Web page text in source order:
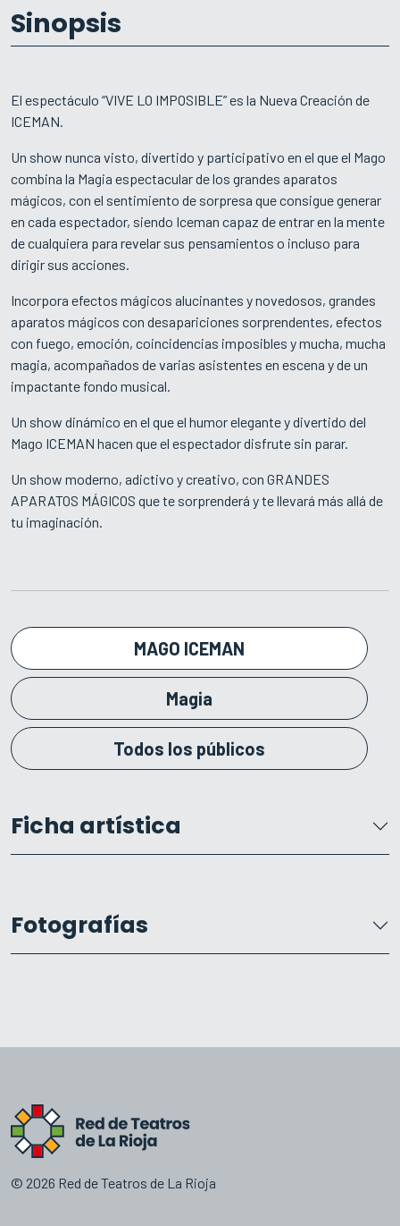
Sinopsis
El espectáculo “VIVE LO IMPOSIBLE” es la Nueva Creación de
ICEMAN.
Un show nunca visto, divertido y participativo en el que el Mago
combina la Magia espectacular de los grandes aparatos
mágicos, con el sentimiento de sorpresa que consigue generar
en cada espectador, siendo Iceman capaz de entrar en la mente
de cualquiera para revelar sus pensamientos o incluso para
dirigir sus acciones.
Incorpora efectos mágicos alucinantes y novedosos, grandes
aparatos mágicos con desapariciones sorprendentes, efectos
con fuego, emoción, coincidencias imposibles y mucha, mucha
magia, acompañados de varias asistentes en escena y de un
impactante fondo musical.
Un show dinámico en el que el humor elegante y divertido del
Mago ICEMAN hacen que el espectador disfrute sin parar.
Un show moderno, adictivo y creativo, con GRANDES
APARATOS MÁGICOS que te sorprenderá y te llevará más allá de
tu imaginación.
MAGO ICEMAN
Magia
Todos los públicos
Ficha artística
Fotografías
© 2026 Red de Teatros de La Rioja